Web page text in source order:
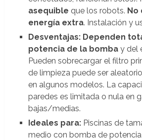
asequible que los robots. No
energía extra. Instalación y
Desventajas: Dependen
potencia de la bombay del
Pueden sobrecargar el filtro
de limpieza puede ser
en algunos modelos. La
paredes es limitada o nula en
bajas/medias.
Ideales para:Piscinas de
medio con bomba de potencia